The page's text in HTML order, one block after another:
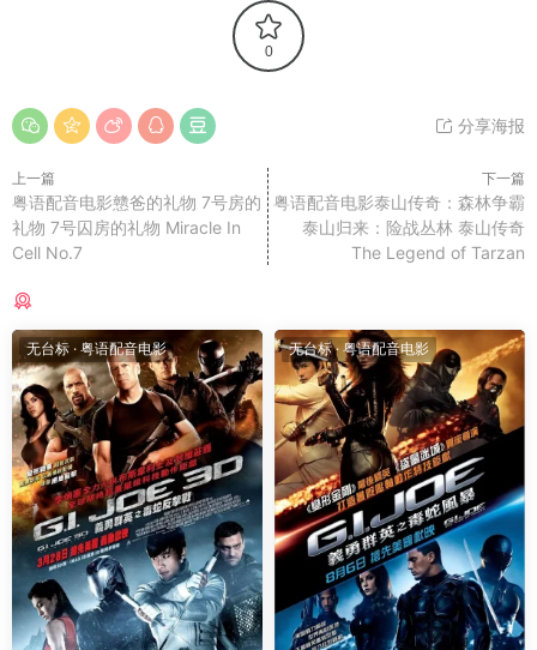
0
分享海报
上一篇
粤语配音电影戆爸的礼物 7号房的
礼物 7号囚房的礼物 Miracle In
Cell No.7
下一篇
粤语配音电影泰山传奇：森林争霸
泰山归来：险战丛林 泰山传奇
The Legend of Tarzan
无台标 · 粤语配音电影 无台标· 粤语配音电影